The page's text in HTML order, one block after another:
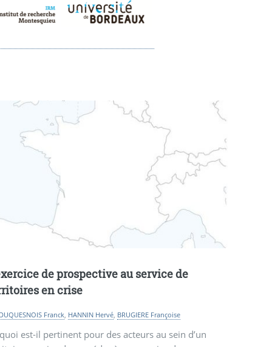
de prospective au service de
en crise
Franck, HANNIN Hervé, BRUGIERE Françoise
est-il pertinent pour des acteurs au sein d’un